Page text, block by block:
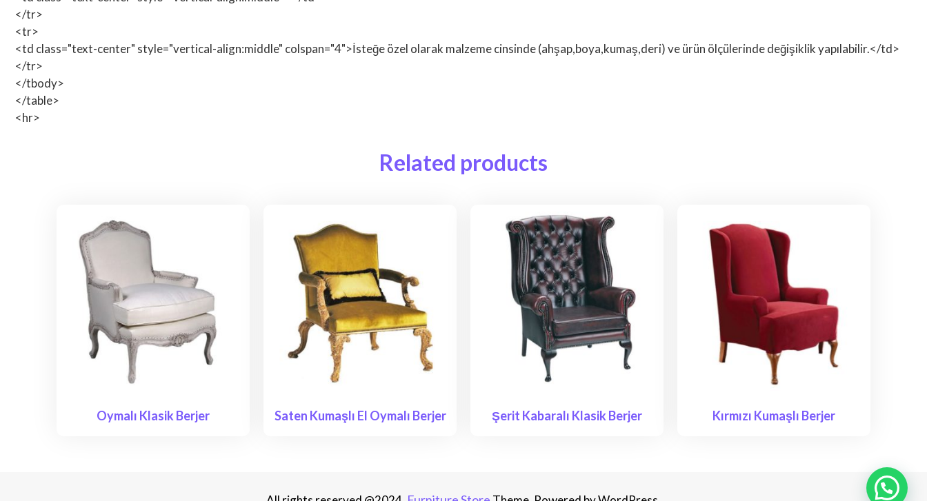
</tr>
<tr>
<td class="text-center" style="vertical-align:middle" colspan="4">İsteğe özel olarak malzeme cinsinde (ahşap,boya,kumaş,deri) ve ürün ölçülerinde değişiklik yapılabilir.</td>
</tr>
</tbody>
</table>
<hr>
Related products
Oymalı Klasik Berjer Saten Kumaşlı El Oymalı Berjer Şerit Kabaralı Klasik Berjer Kırmızı Kumaşlı Berjer